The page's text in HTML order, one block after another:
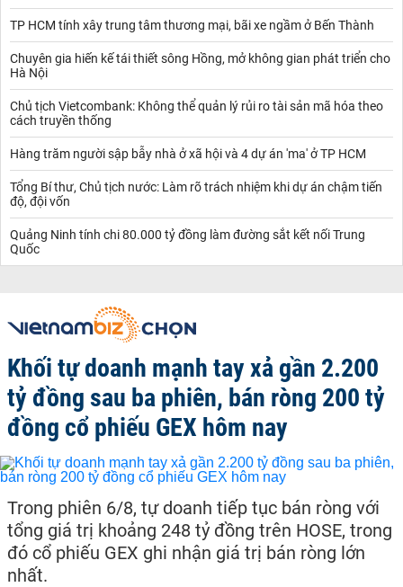
TP HCM tính xây trung tâm thương mại, bãi xe ngầm ở Bến Thành
Chuyên gia hiến kế tái thiết sông Hồng, mở không gian phát triển cho
Hà Nội
Chủ tịch Vietcombank: Không thể quản lý rủi ro tài sản mã hóa theo
cách truyền thống
Hàng trăm người sập bẫy nhà ở xã hội và 4 dự án 'ma' ở TP HCM
Tổng Bí thư, Chủ tịch nước: Làm rõ trách nhiệm khi dự án chậm tiến
độ, đội vốn
Quảng Ninh tính chi 80.000 tỷ đồng làm đường sắt kết nối Trung
Quốc
Khối tự doanh mạnh tay xả gần 2.200
tỷ đồng sau ba phiên, bán ròng 200 tỷ
đồng cổ phiếu GEX hôm nay
Trong phiên 6/8, tự doanh tiếp tục bán ròng với
tổng giá trị khoảng 248 tỷ đồng trên HOSE, trong
đó cổ phiếu GEX ghi nhận giá trị bán ròng lớn
nhất.